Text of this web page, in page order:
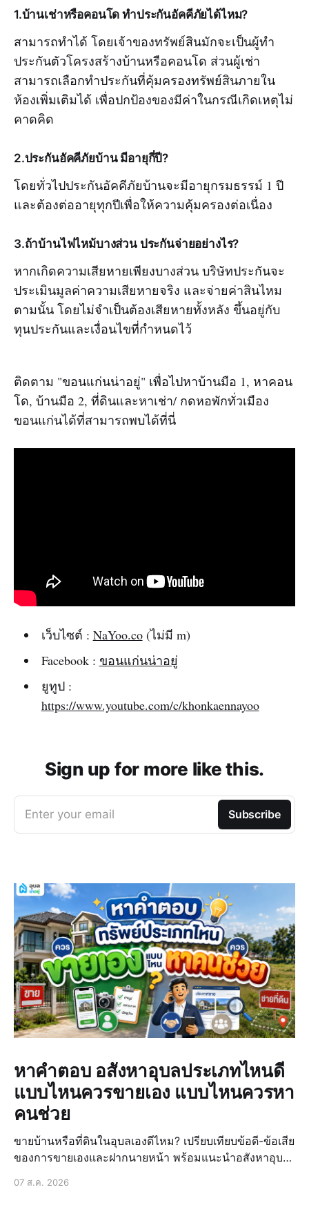
1.บ้านเช่าหรือคอนโด ทำประกันอัคคีภัยได้ไหม?
สามารถทำได้ โดยเจ้าของทรัพย์สินมักจะเป็นผู้ทำ
ประกันตัวโครงสร้างบ้านหรือคอนโด ส่วนผู้เช่า
สามารถเลือกทำประกันที่คุ้มครองทรัพย์สินภายใน
ห้องเพิ่มเติมได้ เพื่อปกป้องของมีค่าในกรณีเกิดเหตุไม่
คาดคิด
2.ประกันอัคคีภัยบ้าน มีอายุกี่ปี?
โดยทั่วไปประกันอัคคีภัยบ้านจะมีอายุกรมธรรม์ 1 ปี
และต้องต่ออายุทุกปีเพื่อให้ความคุ้มครองต่อเนื่อง
3.ถ้าบ้านไฟไหม้บางส่วน ประกันจ่ายอย่างไร?
หากเกิดความเสียหายเพียงบางส่วน บริษัทประกันจะ
ประเมินมูลค่าความเสียหายจริง และจ่ายค่าสินไหม
ตามนั้น โดยไม่จำเป็นต้องเสียหายทั้งหลัง ขึ้นอยู่กับ
ทุนประกันและเงื่อนไขที่กำหนดไว้
ติดตาม "ขอนแก่นน่าอยู่" เพื่อไปหาบ้านมือ 1, หาคอน
โด, บ้านมือ 2, ที่ดินและหาเช่า/ กดหอพักทั่วเมือง
ขอนแก่นได้ที่สามารถพบได้ที่นี่
เว็บไซต์ : NaYoo.co(ไม่มี m)
Facebook : ขอนแก่นน่าอยู่
ยูทูป :
https://www.youtube.com/c/khonkaennayoo
Sign up for more like this.
Enter your email Subscribe
หาคำตอบ อสังหาอุบลประเภทไหนดี
แบบไหนควรขายเอง แบบไหนควรหา
คนช่วย
ขายบ้านหรือที่ดินในอุบลเองดีไหม? เปรียบเทียบข้อดี-ข้อเสีย
ของการขายเองและฝากนายหน้า พร้อมแนะนำอสังหาอุบล
07 ส.ค. 2026